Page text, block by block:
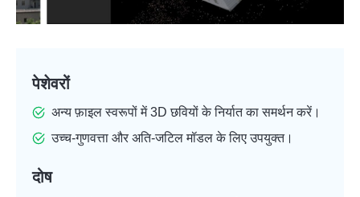
पेशेवरों
अन्य फ़ाइल स्वरूपों में 3D छवियों के निर्यात का समर्थन करें।
उच्च-गुणवत्ता और अति-जटिल मॉडल के लिए उपयुक्त।
दोष